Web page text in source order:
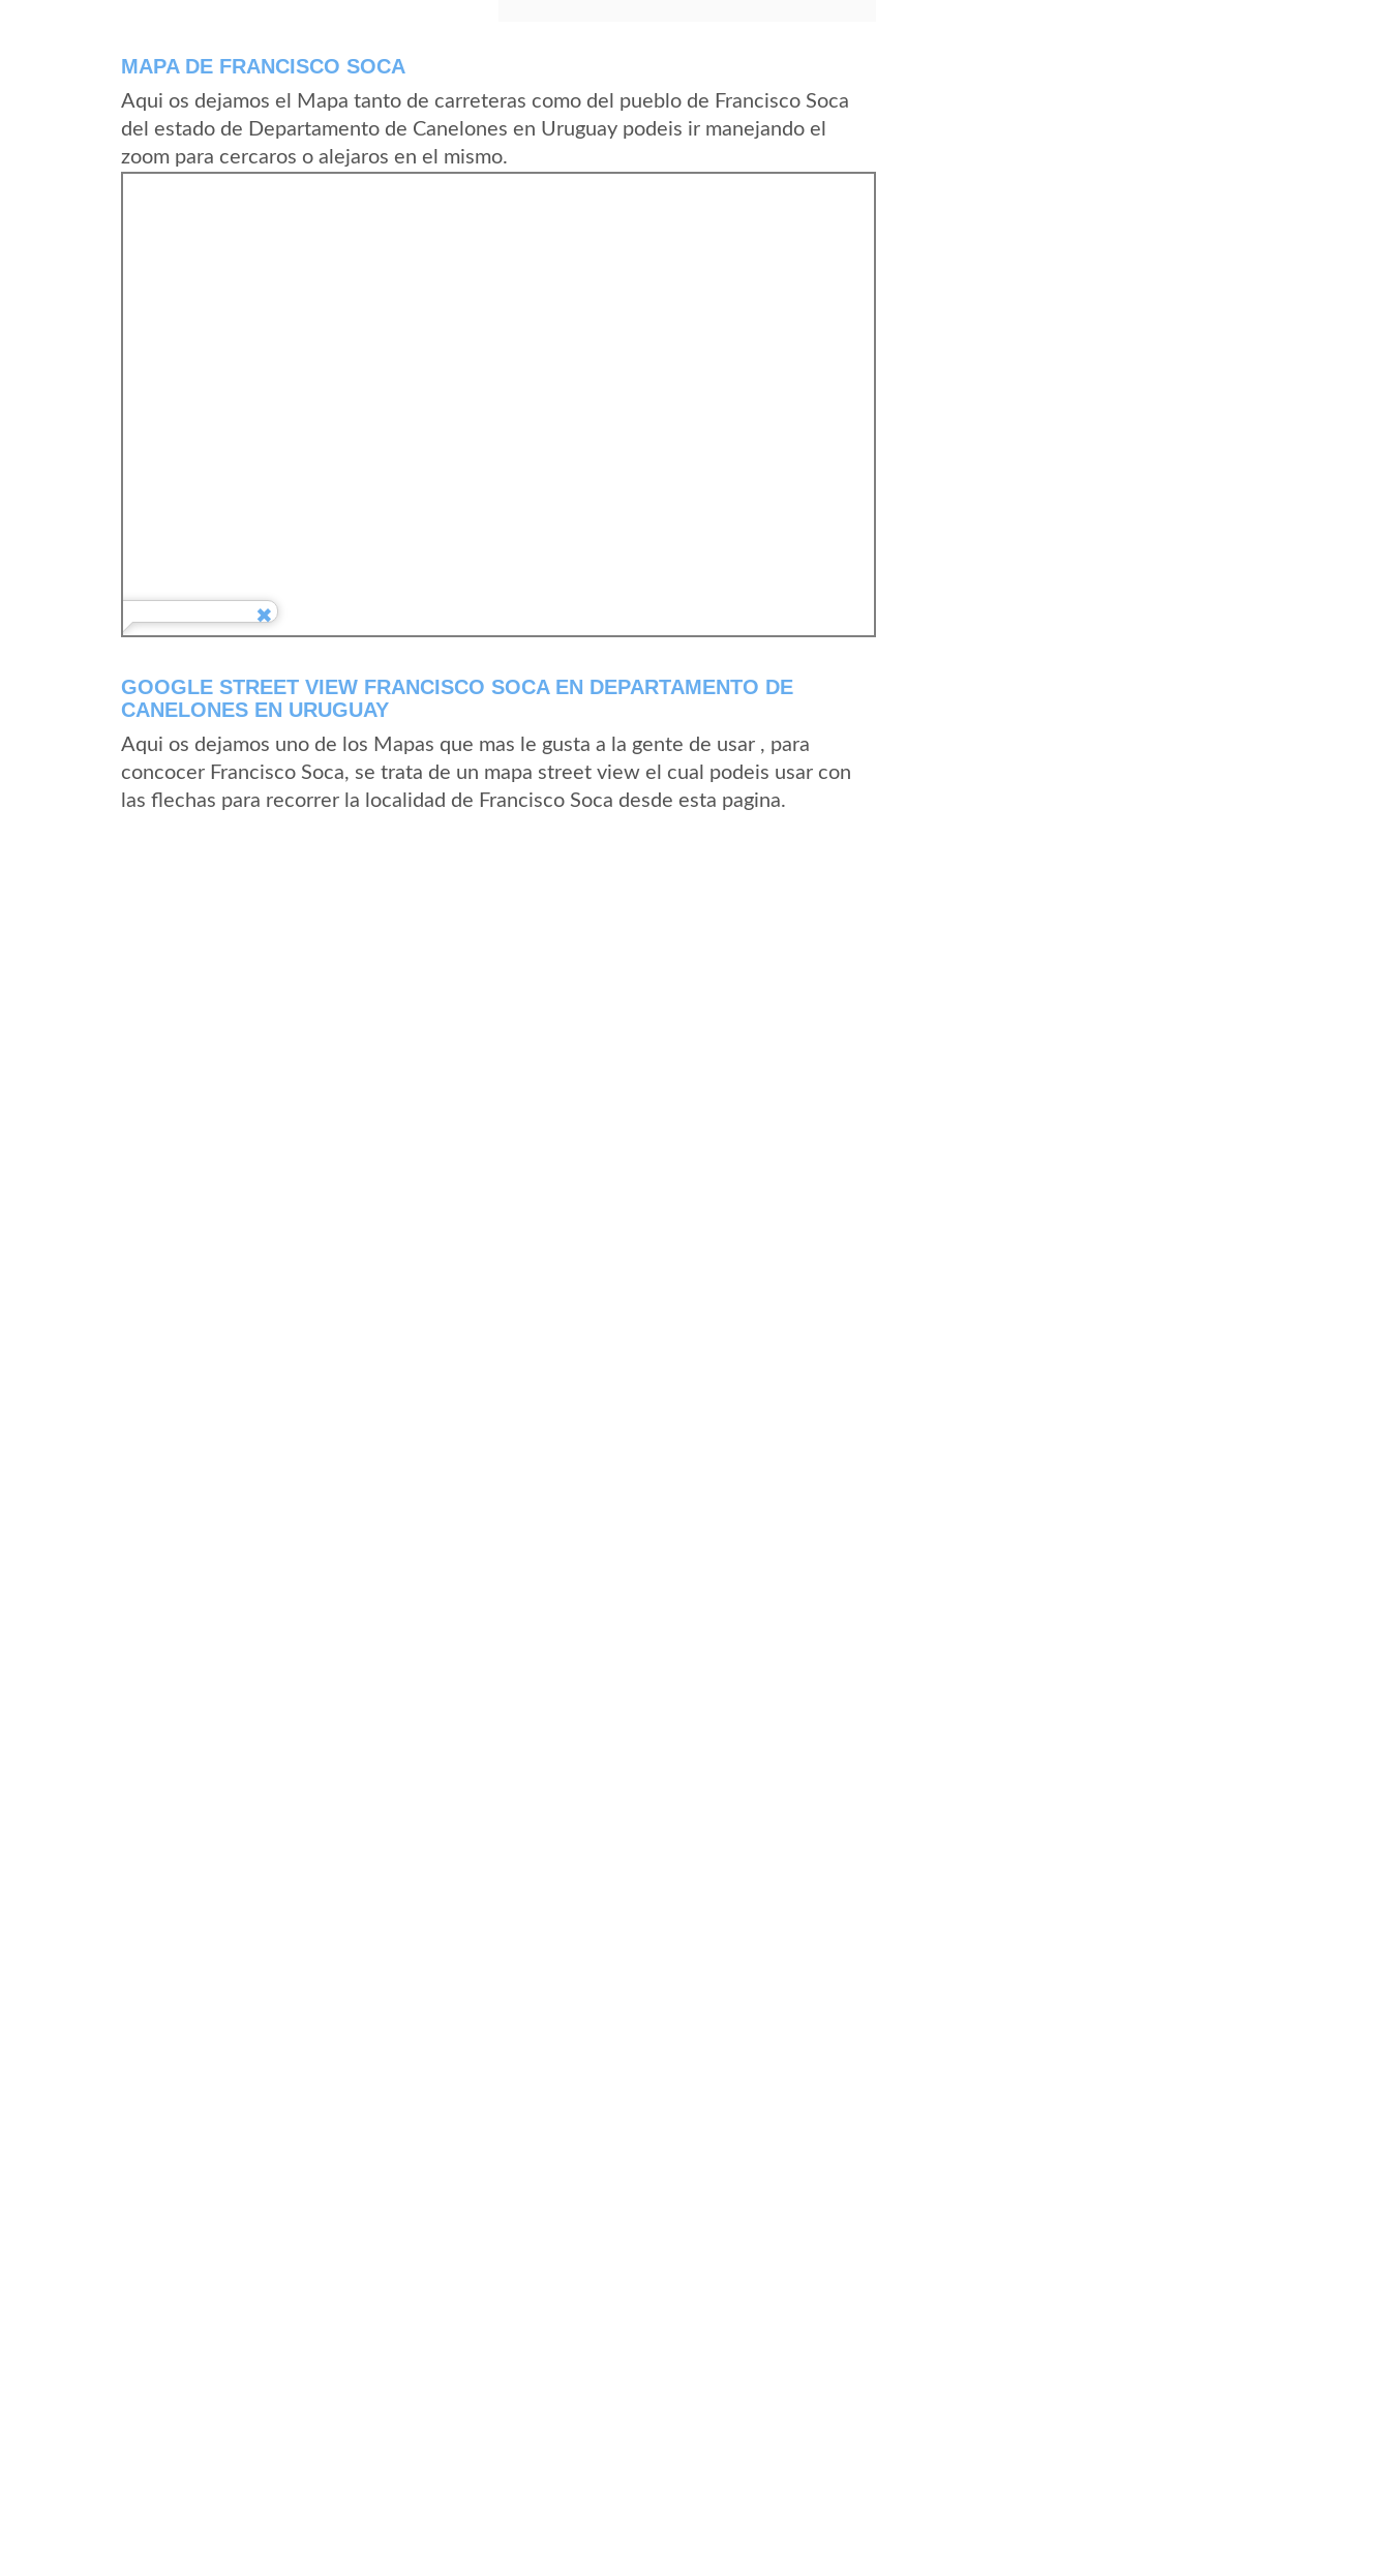
MAPA DE FRANCISCO SOCA
Aqui os dejamos el Mapa tanto de carreteras como del pueblo de Francisco Soca
del estado de Departamento de Canelones en Uruguay podeis ir manejando el
zoom para cercaros o alejaros en el mismo.
GOOGLE STREET VIEW FRANCISCO SOCA EN DEPARTAMENTO DE
CANELONES EN URUGUAY
Aqui os dejamos uno de los Mapas que mas le gusta a la gente de usar , para
concocer Francisco Soca, se trata de un mapa street view el cual podeis usar con
las flechas para recorrer la localidad de Francisco Soca desde esta pagina.